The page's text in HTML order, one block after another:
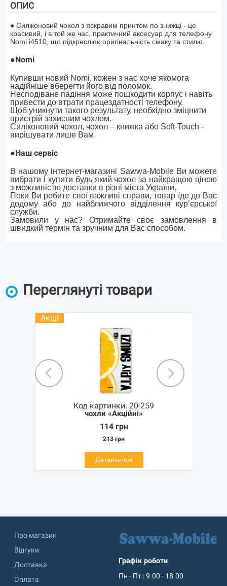
ОПИС
● Силіконовий чохол з яскравим принтом по знижці - це
красивий, і в той же час, практичний аксесуар для телефону
Nomi i4510, що підкреслює оригінальність смаку та стилю.
●Nomi
Купивши новий Nomi, кожен з нас хоче якомога
надійніше вберегти його від поломок.
Несподіване падіння може пошкодити корпус і навіть
привести до втрати працездатності телефону.
Щоб уникнути такого результату, необхідно зміцнити
пристрій захисним чохлом.
Силіконовий чохол, чохол – книжка або Soft-Touch -
вирішувати лише Вам.
●Наш сервіс
В нашому інтернет-магазині Sawwa-Mobile Ви можете
вибрати і купити будь який чохол за найкращою ціною
з можливістю доставки в різні міста України.
Поки Ви робите свої важливі справи, товар їде до Вас
додому або до найближчого відділення кур’єрської
служби.
Замовили у нас? Отримайте своє замовлення в
швидкий термін та зручним для Вас способом.
Переглянуті товари
Акції
Код картинки: 20-259
чохли «Акційні»
114 грн
213 грн
Детальніше
Про магазин
Відгуки
Доставка
Оплата
Графік роботи
Пн - Пт : 9.00 - 18.00